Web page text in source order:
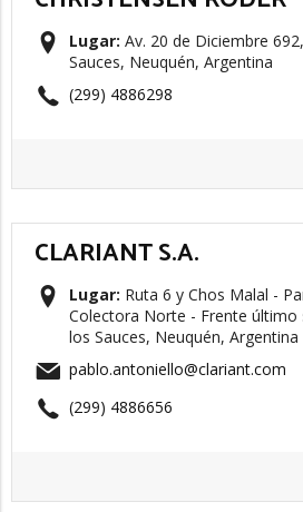
Lugar: Av. 20 de Diciembre
Sauces, Neuquén, Argentina
(299) 4886298
CLARIANT S.A.
Lugar: Ruta 6 y Chos Malal -
Colectora Norte - Frente último
los Sauces, Neuquén, Argentina
pablo.antoniello@clariant.com
(299) 4886656